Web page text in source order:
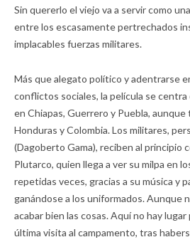
Sin quererlo el viejo va a servir como
entre los escasamente pertrechados
implacables fuerzas militares.
Más que alegato político y adentrarse
conflictos sociales, la película se centra
en Chiapas, Guerrero y Puebla, aunque
Honduras y Colombia. Los militares,
(Dagoberto Gama), reciben al principio
Plutarco, quien llega a ver su milpa en
repetidas veces, gracias a su música y
ganándose a los uniformados. Aunque
acabar bien las cosas. Aquí no hay
última visita al campamento, tras